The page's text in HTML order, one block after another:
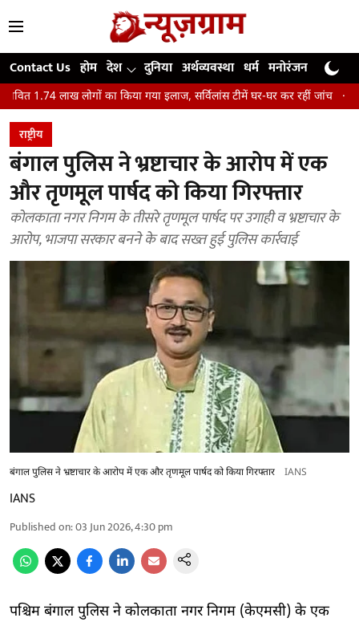
Contact Us होम देश दुनिया अर्थव्यवस्था धर्म मनोरंजन खेल
का किया गया इलाज, सर्विलांस टीमें घर-घर कर रहीं जांच कैसे भारत का प्रमुख
राष्ट्रीय
बंगाल पुलिस ने भ्रष्टाचार के आरोप में एक
और तृणमूल पार्षद को किया गिरफ्तार
कोलकाता नगर निगम के तीसरे तृणमूल पार्षद पर उगाही व भ्रष्टाचार के
आरोप, भाजपा सरकार बनने के बाद सख्त हुई पुलिस कार्रवाई
बंगाल पुलिस ने भ्रष्टाचार के आरोप में एक और तृणमूल पार्षद को किया गिरफ्तार IANS
IANS
Published on:03 Jun 2026, 4:30 pm
पश्चिम बंगाल पुलिस ने कोलकाता नगर निगम (केएमसी) के एक